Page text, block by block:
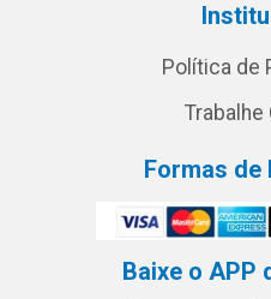
Política de
Formas de
Baixe o APP